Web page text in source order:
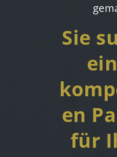
Sie
en
für